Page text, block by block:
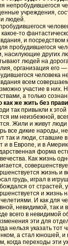
непробудившегося
учреждения,
людей.
какое-то
и
пробудившегося
насилующие других
людей на
организация его
человека
всем
участие в них.
а только
же жить без
так привыкли к этой
им неизбежной,
Жили и живут
все дикие народы,
так и люди, ставшие
и в Европе, и в
форма
Как жизнь
жизнь и
грудь, играл в
от страстей,
и жизнь
И как для
невидимой, так и
всего в невидимой
эти для
нельзя указать тот
а стал юношей,
когда переходы эти